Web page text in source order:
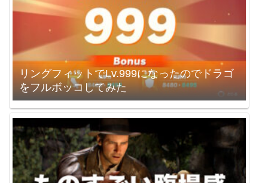
リングフィットでLv.999になったのでドラゴ
をフルボッコしてみた